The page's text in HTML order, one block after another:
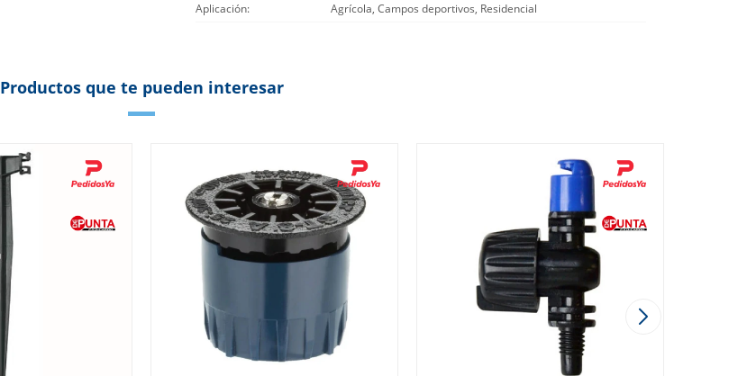
Aplicación
Agrícola, Campos deportivos, Residencial
Productos que te pueden interesar